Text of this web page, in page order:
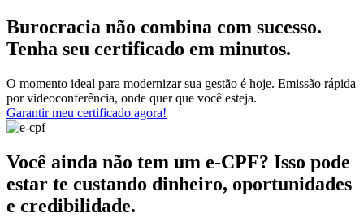
Burocracia não combina com sucesso.
Tenha seu certificado em minutos.
O momento ideal para modernizar sua gestão é hoje. Emissão rápida
por videoconferência, onde quer que você esteja.
Garantir meu certificado agora!
Você ainda não tem um e-CPF? Isso pode
estar te custando dinheiro, oportunidades
e credibilidade.